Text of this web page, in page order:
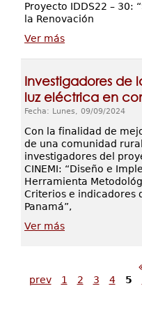
Proyecto IDDS22 – 30:
la Renovación
Ver más
Investigadores de
luz eléctrica en
Fecha: Lunes, 09/09/2024
Con la finalidad de
de una comunidad
investigadores del
CINEMI: “Diseño e
Herramienta
Criterios e indicadores
Panamá”,
Ver más
prev
1 2 3 4 5